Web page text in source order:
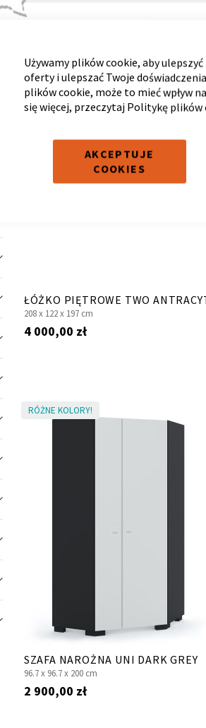
Używamy plików cookie, aby
oferty i ulepszać Twoje
plików cookie, może to mieć wpływ
się więcej, przeczytaj Politykę plików
AKCEPTUJE
COOKIES
ŁÓŻKO PIĘTROWE TWO
208 x 122 x 197 cm
4 000,00 zł
RÓŻNE KOLORY!
SZAFA NAROŻNA UNI DARK GREY
96.7 x 96.7 x 200 cm
2 900,00 zł